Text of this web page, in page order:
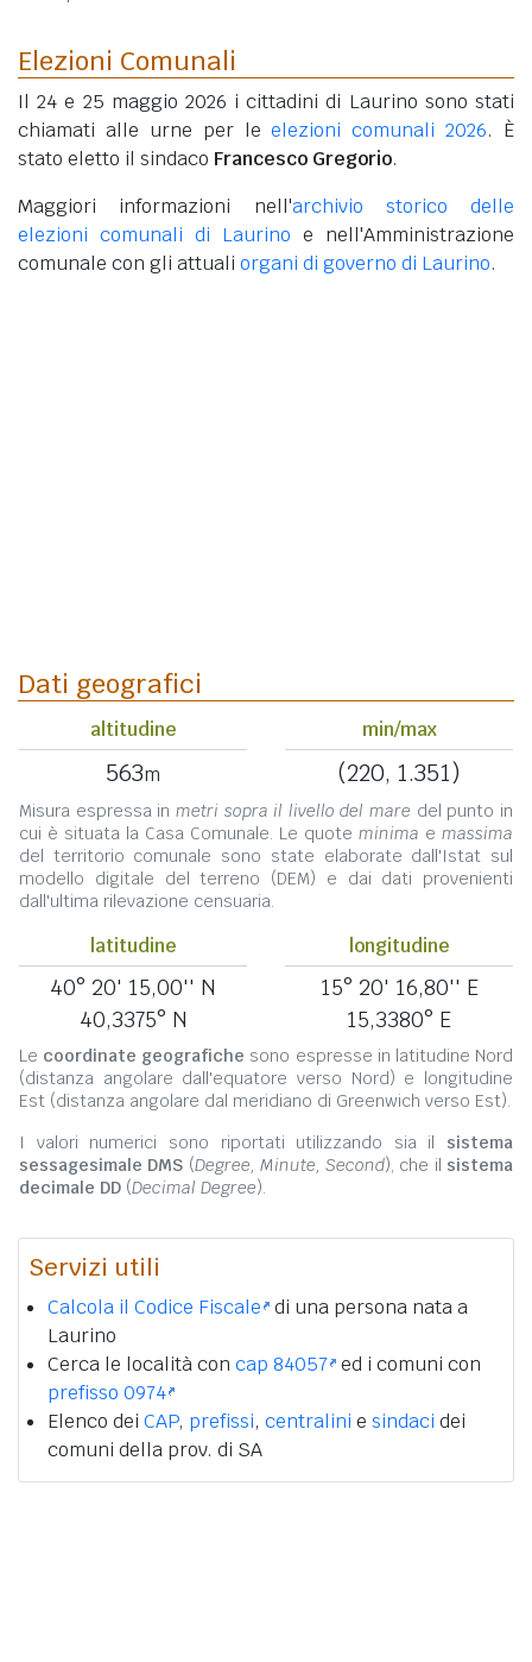
Elezioni Comunali
Il 24 e 25 maggio 2026 i cittadini di Laurino sono stati
chiamati alle urne per leelezioni comunali 2026. È
stato eletto il sindaco Francesco Gregorio.
Maggiori informazioni nell'archivio storico delle
elezioni comunali di Laurino e nell'Amministrazione
comunale con gli attuali organi di governo di Laurino.
Dati geografici
altitudine
563m
min/max
(220, 1.351)
Misura espressa in metri sopra il livello del mare del punto in
cui è situata la Casa Comunale. Le quote minima e massima
del territorio comunale sono state elaborate dall'Istat sul
modello digitale del terreno (DEM) e dai dati provenienti
dall'ultima rilevazione censuaria.
latitudine
40° 20' 15,00'' N
40,3375° N
longitudine
15° 20' 16,80'' E
15,3380° E
Le coordinate geografiche sono espresse in latitudine Nord
(distanza angolare dall'equatore verso Nord) e longitudine
Est (distanza angolare dal meridiano di Greenwich verso Est).
I valori numerici sono riportati utilizzando sia il sistema
sessagesimale DMS (Degree, Minute, Second), che il sistema
decimale DD (Decimal Degree).
Servizi utili
Calcola il Codice Fiscale di una persona nata a
Laurino
Cerca le località con cap 84057 ed i comuni con
prefisso 0974
Elenco dei CAP, prefissi, centralini e sindaci dei
comuni della prov. di SA